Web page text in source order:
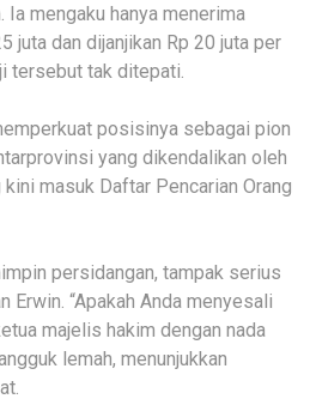
mengaku hanya menerima
juta dan dijanjikan Rp 20 juta per
tersebut tak ditepati.
posisinya sebagai pion
yang dikendalikan oleh
masuk Daftar Pencarian Orang
persidangan, tampak serius
Erwin. “Apakah Anda menyesali
majelis hakim dengan nada
lemah, menunjukkan